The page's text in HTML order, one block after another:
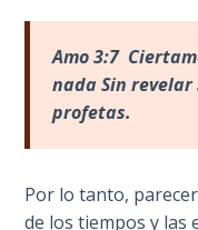
Gran
Bretaña
otras
encajan
1
Lessons
History
Volume
Amo 3:7
nada Sin revelar
profetas.
Por lo tanto,
de los tiempos y las